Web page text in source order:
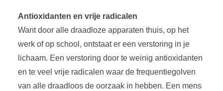
Antioxidanten en vrije radicalen
Want door alle draadloze apparaten thuis, op het
werk of op school, ontstaat er een verstoring in je
lichaam. Een verstoring door te weinig antioxidanten
en te veel vrije radicalen waar de frequentiegolven
van alle draadloos de oorzaak in hebben. Een mens